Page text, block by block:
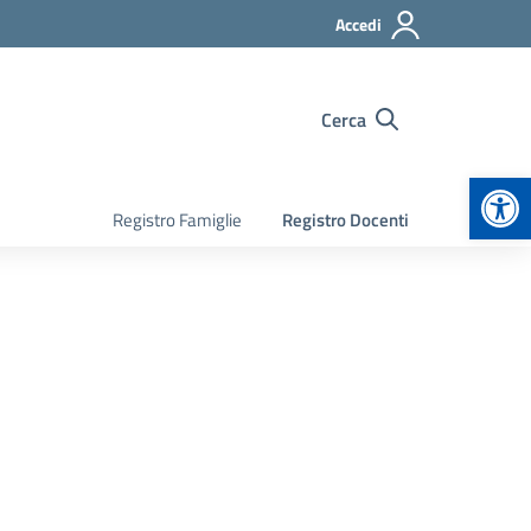
Accedi
Cerca
Registro Famiglie Registro Docenti